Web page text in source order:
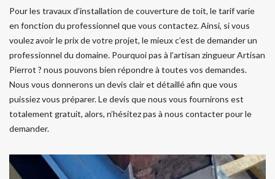
Pour les travaux d’installation de couverture de toit, le tarif varie
en fonction du professionnel que vous contactez. Ainsi, si vous
voulez avoir le prix de votre projet, le mieux c’est de demander un
professionnel du domaine. Pourquoi pas à l’artisan zingueur Artisan
Pierrot ? nous pouvons bien répondre à toutes vos demandes.
Nous vous donnerons un devis clair et détaillé afin que vous
puissiez vous préparer. Le devis que nous vous fournirons est
totalement gratuit, alors, n’hésitez pas à nous contacter pour le
demander.